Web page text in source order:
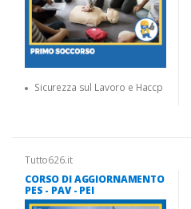
Sicurezza sul Lavoro e Haccp
Tutto626.it
CORSO DI AGGIORNAMENTO
PES - PAV - PEI